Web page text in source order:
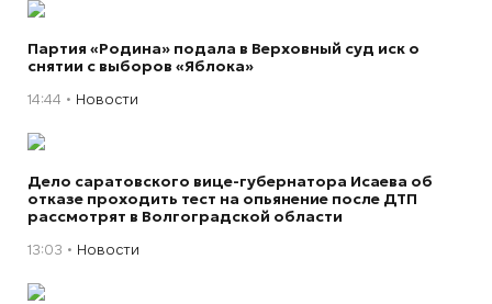
Партия «Родина» подала в Верховный суд иск о
снятии с выборов «Яблока»
14:44 Новости
Дело саратовского вице-губернатора Исаева об
отказе проходить тест на опьянение после ДТП
рассмотрят в Волгоградской области
13:03 Новости